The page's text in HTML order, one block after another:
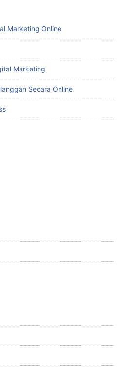
Marketing Online
Marketing
Secara Online